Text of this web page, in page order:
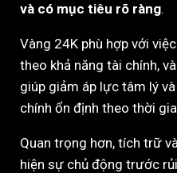
và có mục tiêu rõ ràng.
Vàng 24K phù hợp với
theo khả năng tài chính,
giúp giảm áp lực tâm lý
chính ổn định theo thời
Quan trọng hơn, tích trữ
hiện sự chủ động trước